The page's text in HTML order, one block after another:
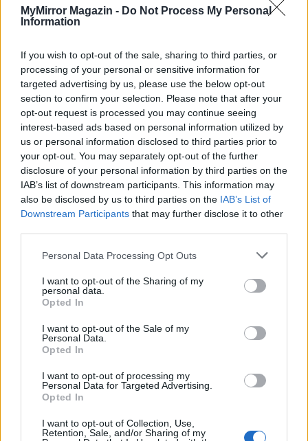
MyMirror Magazin - Do Not Process My Personal
Information
If you wish to opt-out of the sale, sharing to third parties, or
processing of your personal or sensitive information for
targeted advertising by us, please use the below opt-out
section to confirm your selection. Please note that after your
opt-out request is processed you may continue seeing
interest-based ads based on personal information utilized by
us or personal information disclosed to third parties prior to
your opt-out. You may separately opt-out of the further
disclosure of your personal information by third parties on the
IAB’s list of downstream participants. This information may
also be disclosed by us to third parties on the IAB’s List of
Downstream Participants that may further disclose it to other
Personal Data Processing Opt Outs
I want to opt-out of the Sharing of my
personal data.
Opted In
I want to opt-out of the Sale of my
Personal Data.
Opted In
I want to opt-out of processing my
Personal Data for Targeted Advertising.
Opted In
I want to opt-out of Collection, Use,
Retention, Sale, and/or Sharing of my
Visszaforgatnám az idő kerekét, és agyoncsapnám a
lányt, aki pár órája voltam. De már késő.
Következő rész
fotó: Pinterest
Oktatás és nevelés területén dolgozom, de minden